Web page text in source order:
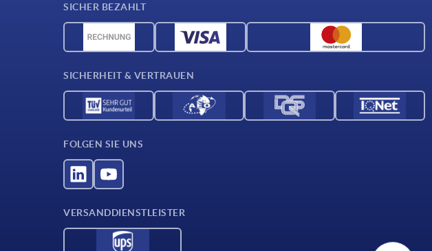
SICHER BEZAHLT
SICHERHEIT & VERTRAUEN
FOLGEN SIE UNS
VERSANDDIENSTLEISTER